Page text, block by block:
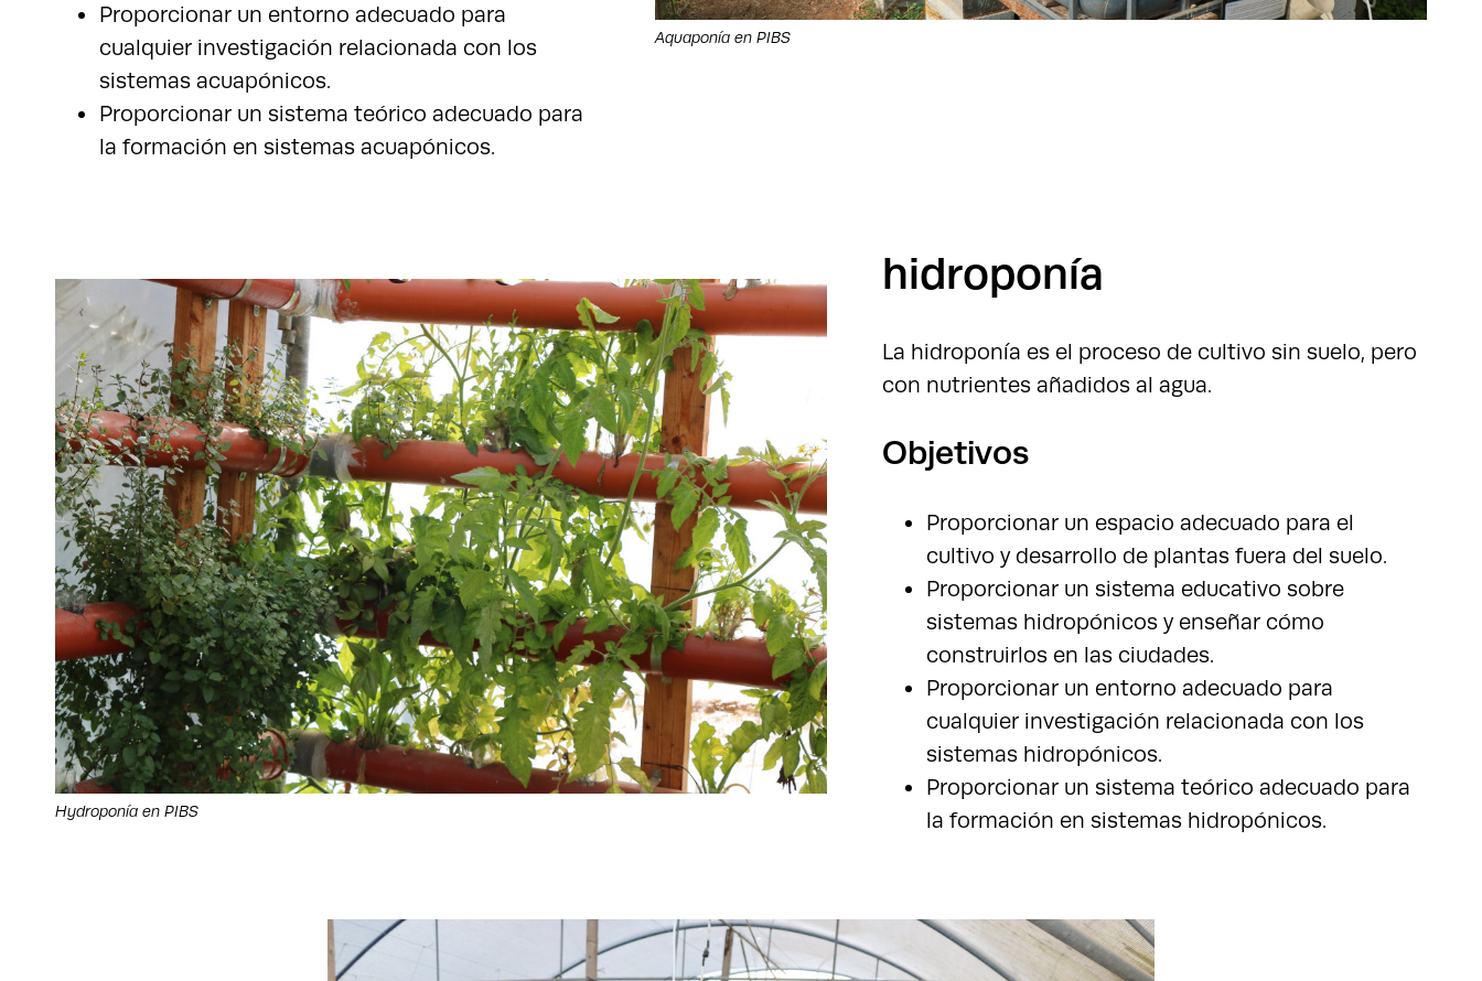
Aquaponía en PIBS
Proporcionar un entorno adecuado para
cualquier investigación relacionada con los
sistemas acuapónicos.
Proporcionar un sistema teórico adecuado para
la formación en sistemas acuapónicos.
Hydroponía en PIBS
hidroponía
La hidroponía es el proceso de cultivo sin suelo, pero
con nutrientes añadidos al agua.
Objetivos
Proporcionar un espacio adecuado para el
cultivo y desarrollo de plantas fuera del suelo.
Proporcionar un sistema educativo sobre
sistemas hidropónicos y enseñar cómo
construirlos en las ciudades.
Proporcionar un entorno adecuado para
cualquier investigación relacionada con los
sistemas hidropónicos.
Proporcionar un sistema teórico adecuado para
la formación en sistemas hidropónicos.